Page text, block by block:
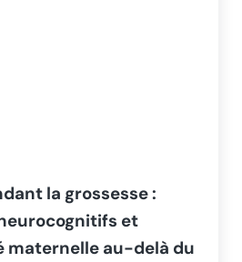
la grossesse :
et
maternelle au-delà du